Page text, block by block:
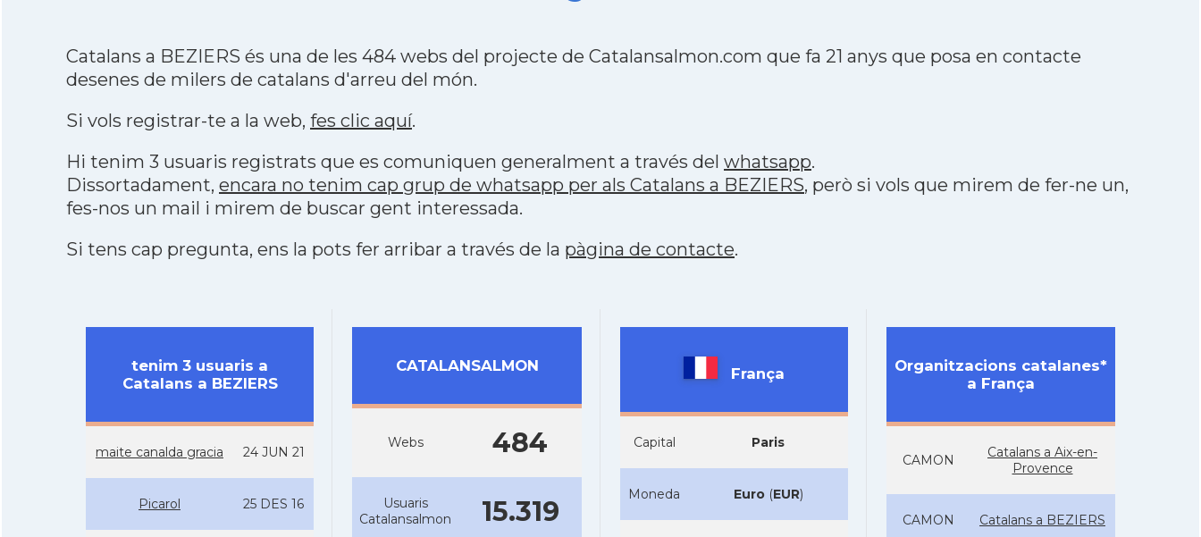
Catalans a BEZIERS és una de les 484 webs del projecte de Catalansalmon.com que fa 21 anys que posa en contacte
desenes de milers de catalans d'arreu del món.
Si vols registrar-te a la web, fes clic aquí.
Hi tenim 3 usuaris registrats que es comuniquen generalment a través del whatsapp.
Dissortadament, encara no tenim cap grup de whatsapp per als Catalans a BEZIERS, però si vols que mirem de fer-ne un,
fes-nos un mail i mirem de buscar gent interessada.
Si tens cap pregunta, ens la pots fer arribar a través de la pàgina de contacte.
tenim 3 usuaris a
Catalans a BEZIERS
maite canalda gracia 24 JUN 21
Picarol 25 DES 16
CATALANSALMON
Webs 484
Usuaris
Catalansalmon
15.319
França
Capital Paris
Moneda Euro(EUR)
Organitzacions catalanes*
a França
CAMON
Catalans a Aix-en-
Provence
CAMON Catalans a BEZIERS